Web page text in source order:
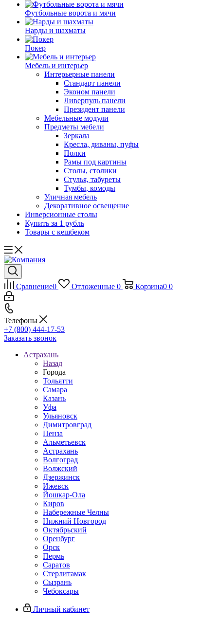
Футбольные ворота и мячи
Нарды и шахматы
Покер
Мебель и интерьер
Интерьерные панели
Стандарт панели
Эконом панели
Ливерпуль панели
Президент панели
Мебельные модули
Предметы мебели
Зеркала
Кресла, диваны, пуфы
Полки
Рамы под картины
Столы, столики
Стулья, табуреты
Тумбы, комоды
Уличная мебель
Декоративное освещение
Инверсионные столы
Купить за 1 рубль
Товары с кешбеком
Сравнение0 Отложенные 0 Корзина0 0
Телефоны
+7 (800) 444-17-53
Заказать звонок
Астрахань
Назад
Города
Тольятти
Самара
Казань
Уфа
Ульяновск
Димитровград
Пенза
Альметьевск
Астрахань
Волгоград
Волжский
Дзержинск
Ижевск
Йошкар-Ола
Киров
Набережные Челны
Нижний Новгород
Октябрьский
Оренбург
Орск
Пермь
Саратов
Стерлитамак
Сызрань
Чебоксары
Личный кабинет